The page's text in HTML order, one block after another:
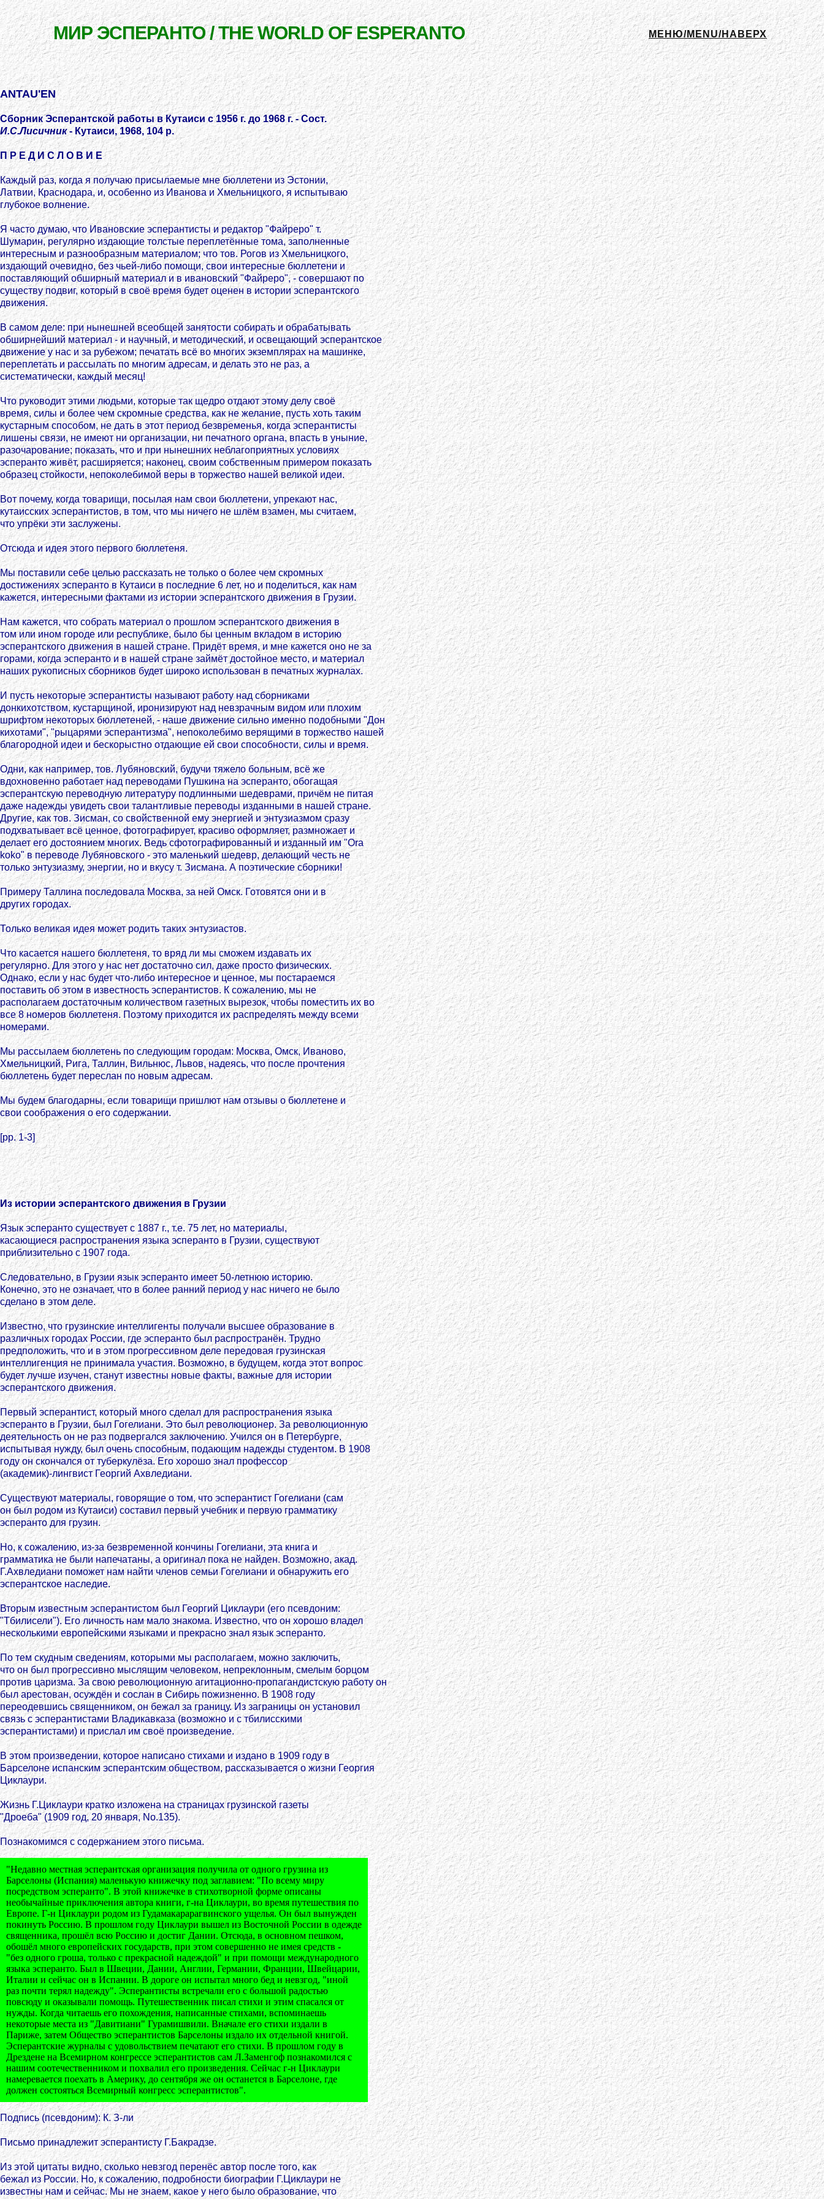
МИР ЭСПЕРАНТО / THE WORLD OF ESPERANTO МЕНЮ/MENU/НАВЕРХ
ANTAU'EN
Сборник Эсперантской работы в Кутаиси с 1956 г. до 1968 г. - Сост.
И.С.Лисичник- Кутаиси, 1968, 104 р.
П Р Е Д И С Л О В И Е
Каждый раз, когда я получаю присылаемые мне бюллетени из Эстонии,
Латвии, Краснодара, и, особенно из Иванова и Хмельницкого, я испытываю
глубокое волнение.
Я часто думаю, что Ивановские эсперантисты и редактор "Файреро" т.
Шумарин, регулярно издающие толстые переплетённые тома, заполненные
интересным и разнообразным материалом; что тов. Рогов из Хмельницкого,
издающий очевидно, без чьей-либо помощи, свои интересные бюллетени и
поставляющий обширный материал и в ивановский "Файреро", - совершают по
существу подвиг, который в своё время будет оценен в истории эсперантского
движения.
В самом деле: при нынешней всеобщей занятости собирать и обрабатывать
обширнейший материал - и научный, и методический, и освещающий эсперантское
движение у нас и за рубежом; печатать всё во многих экземплярах на машинке,
переплетать и рассылать по многим адресам, и делать это не раз, а
систематически, каждый месяц!
Что руководит этими людьми, которые так щедро отдают этому делу своё
время, силы и более чем скромные средства, как не желание, пусть хоть таким
кустарным способом, не дать в этот период безвременья, когда эсперантисты
лишены связи, не имеют ни организации, ни печатного органа, впасть в уныние,
разочарование; показать, что и при нынешних неблагоприятных условиях
эсперанто живёт, расширяется; наконец, своим собственным примером показать
образец стойкости, непоколебимой веры в торжество нашей великой идеи.
Вот почему, когда товарищи, посылая нам свои бюллетени, упрекают нас,
кутаисских эсперантистов, в том, что мы ничего не шлём взамен, мы считаем,
что упрёки эти заслужены.
Отсюда и идея этого первого бюллетеня.
Мы поставили себе целью рассказать не только о более чем скромных
достижениях эсперанто в Кутаиси в последние 6 лет, но и поделиться, как нам
кажется, интересными фактами из истории эсперантского движения в Грузии.
Нам кажется, что собрать материал о прошлом эсперантского движения в
том или ином городе или республике, было бы ценным вкладом в историю
эсперантского движения в нашей стране. Придёт время, и мне кажется оно не за
горами, когда эсперанто и в нашей стране займёт достойное место, и материал
наших рукописных сборников будет широко использован в печатных журналах.
И пусть некоторые эсперантисты называют работу над сборниками
донкихотством, кустарщиной, иронизируют над невзрачным видом или плохим
шрифтом некоторых бюллетеней, - наше движение сильно именно подобными "Дон
кихотами", "рыцарями эсперантизма", непоколебимо верящими в торжество нашей
благородной идеи и бескорыстно отдающие ей свои способности, силы и время.
Одни, как например, тов. Лубяновский, будучи тяжело больным, всё же
вдохновенно работает над переводами Пушкина на эсперанто, обогащая
эсперантскую переводную литературу подлинными шедеврами, причём не питая
даже надежды увидеть свои талантливые переводы изданными в нашей стране.
Другие, как тов. Зисман, со свойственной ему энергией и энтузиазмом сразу
подхватывает всё ценное, фотографирует, красиво оформляет, размножает и
делает его достоянием многих. Ведь сфотографированный и изданный им "Ora
koko" в переводе Лубяновского - это маленький шедевр, делающий честь не
только энтузиазму, энергии, но и вкусу т. Зисмана. А поэтические сборники!
Примеру Таллина последовала Москва, за ней Омск. Готовятся они и в
других городах.
Только великая идея может родить таких энтузиастов.
Что касается нашего бюллетеня, то вряд ли мы сможем издавать их
регулярно. Для этого у нас нет достаточно сил, даже просто физических.
Однако, если у нас будет что-либо интересное и ценное, мы постараемся
поставить об этом в известность эсперантистов. К сожалению, мы не
располагаем достаточным количеством газетных вырезок, чтобы поместить их во
все 8 номеров бюллетеня. Поэтому приходится их распределять между всеми
номерами.
Мы рассылаем бюллетень по следующим городам: Москва, Омск, Иваново,
Хмельницкий, Рига, Таллин, Вильнюс, Львов, надеясь, что после прочтения
бюллетень будет переслан по новым адресам.
Мы будем благодарны, если товарищи пришлют нам отзывы о бюллетене и
свои соображения о его содержании.
[pp. 1-3]
Из истории эсперантского движения в Грузии
Язык эсперанто существует с 1887 г., т.е. 75 лет, но материалы,
касающиеся распространения языка эсперанто в Грузии, существуют
приблизительно с 1907 года.
Следовательно, в Грузии язык эсперанто имеет 50-летнюю историю.
Конечно, это не означает, что в более ранний период у нас ничего не было
сделано в этом деле.
Известно, что грузинские интеллигенты получали высшее образование в
различных городах России, где эсперанто был распространён. Трудно
предположить, что и в этом прогрессивном деле передовая грузинская
интеллигенция не принимала участия. Возможно, в будущем, когда этот вопрос
будет лучше изучен, станут известны новые факты, важные для истории
эсперантского движения.
Первый эсперантист, который много сделал для распространения языка
эсперанто в Грузии, был Гогелиани. Это был революционер. За революционную
деятельность он не раз подвергался заключению. Учился он в Петербурге,
испытывая нужду, был очень способным, подающим надежды студентом. В 1908
году он скончался от туберкулёза. Его хорошо знал профессор
(академик)-лингвист Георгий Ахвледиани.
Существуют материалы, говорящие о том, что эсперантист Гогелиани (сам
он был родом из Кутаиси) составил первый учебник и первую грамматику
эсперанто для грузин.
Но, к сожалению, из-за безвременной кончины Гогелиани, эта книга и
грамматика не были напечатаны, а оригинал пока не найден. Возможно, акад.
Г.Ахвледиани поможет нам найти членов семьи Гогелиани и обнаружить его
эсперантское наследие.
Вторым известным эсперантистом был Георгий Циклаури (его псевдоним:
"Тбилисели"). Его личность нам мало знакома. Известно, что он хорошо владел
несколькими европейскими языками и прекрасно знал язык эсперанто.
По тем скудным сведениям, которыми мы располагаем, можно заключить,
что он был прогрессивно мыслящим человеком, непреклонным, смелым борцом
против царизма. За свою революционную агитационно-пропагандистскую работу он
был арестован, осуждён и сослан в Сибирь пожизненно. В 1908 году
переодевшись священником, он бежал за границу. Из заграницы он установил
связь с эсперантистами Владикавказа (возможно и с тбилисскими
эсперантистами) и прислал им своё произведение.
В этом произведении, которое написано стихами и издано в 1909 году в
Барселоне испанским эсперантским обществом, рассказывается о жизни Георгия
Циклаури.
Жизнь Г.Циклаури кратко изложена на страницах грузинской газеты
"Дроеба" (1909 год, 20 января, No.135).
Познакомимся с содержанием этого письма.
"Недавно местная эсперантская организация получила от одного грузина из
Барселоны (Испания) маленькую книжечку под заглавием: "По всему миру
посредством эсперанто". В этой книжечке в стихотворной форме описаны
необычайные приключения автора книги, г-на Циклаури, во время путешествия по
Европе. Г-н Циклаури родом из Гудамакарарагвинского ущелья. Он был вынужден
покинуть Россию. В прошлом году Циклаури вышел из Восточной России в одежде
священника, прошёл всю Россию и достиг Дании. Отсюда, в основном пешком,
обошёл много европейских государств, при этом совершенно не имея средств -
"без одного гроша, только с прекрасной надеждой" и при помощи международного
языка эсперанто. Был в Швеции, Дании, Англии, Германии, Франции, Швейцарии,
Италии и сейчас он в Испании. В дороге он испытал много бед и невзгод, "иной
раз почти терял надежду". Эсперантисты встречали его с большой радостью
повсюду и оказывали помощь. Путешественник писал стихи и этим спасался от
нужды. Когда читаешь его похождения, написанные стихами, вспоминаешь
некоторые места из "Давитиани" Гурамишвили. Вначале его стихи издали в
Париже, затем Общество эсперантистов Барселоны издало их отдельной книгой.
Эсперантские журналы с удовольствием печатают его стихи. В прошлом году в
Дрездене на Всемирном конгрессе эсперантистов сам Л.Заменгоф познакомился с
нашим соотечественником и похвалил его произведения. Сейчас г-н Циклаури
намеревается поехать в Америку, до сентября же он останется в Барселоне, где
должен состояться Всемирный конгресс эсперантистов".
Подпись (псевдоним): К. З-ли
Письмо принадлежит эсперантисту Г.Бакрадзе.
Из этой цитаты видно, сколько невзгод перенёс автор после того, как
бежал из России. Но, к сожалению, подробности биографии Г.Циклаури не
известны нам и сейчас. Мы не знаем, какое у него было образование, что